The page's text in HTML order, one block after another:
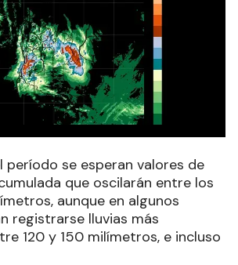
período se esperan valores de
que oscilarán entre los
aunque en algunos
registrarse lluvias más
120 y 150 milímetros, e incluso